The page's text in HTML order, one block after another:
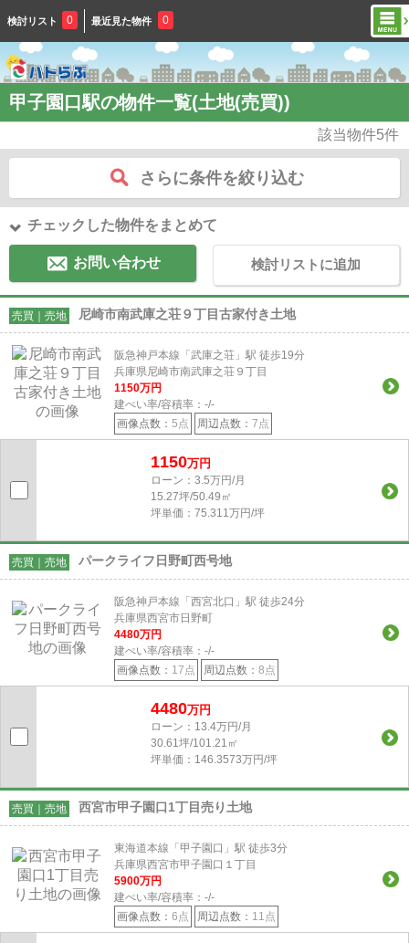
検討リスト 0 最近見た物件 0
甲子園口駅の物件一覧(土地(売買))
該当物件5件
さらに条件を絞り込む
チェックした物件をまとめて
お問い合わせ 検討リストに追加
売買｜売地 尼崎市南武庫之荘９丁目古家付き土地
阪急神戸本線「武庫之荘」駅 徒歩19分
兵庫県尼崎市南武庫之荘９丁目
1150万円
建ぺい率/容積率： -/-
画像点数： 5点 周辺点数： 7点
1150万円
ローン：3.5万円/月
15.27坪/50.49㎡
坪単価：75.311万円/坪
売買｜売地 パークライフ日野町西号地
阪急神戸本線「西宮北口」駅 徒歩24分
兵庫県西宮市日野町
4480万円
建ぺい率/容積率： -/-
画像点数： 17点 周辺点数： 8点
4480万円
ローン：13.4万円/月
30.61坪/101.21㎡
坪単価：146.3573万円/坪
売買｜売地 西宮市甲子園口1丁目売り土地
東海道本線「甲子園口」駅 徒歩3分
兵庫県西宮市甲子園口１丁目
5900万円
建ぺい率/容積率： -/-
画像点数： 6点 周辺点数： 11点